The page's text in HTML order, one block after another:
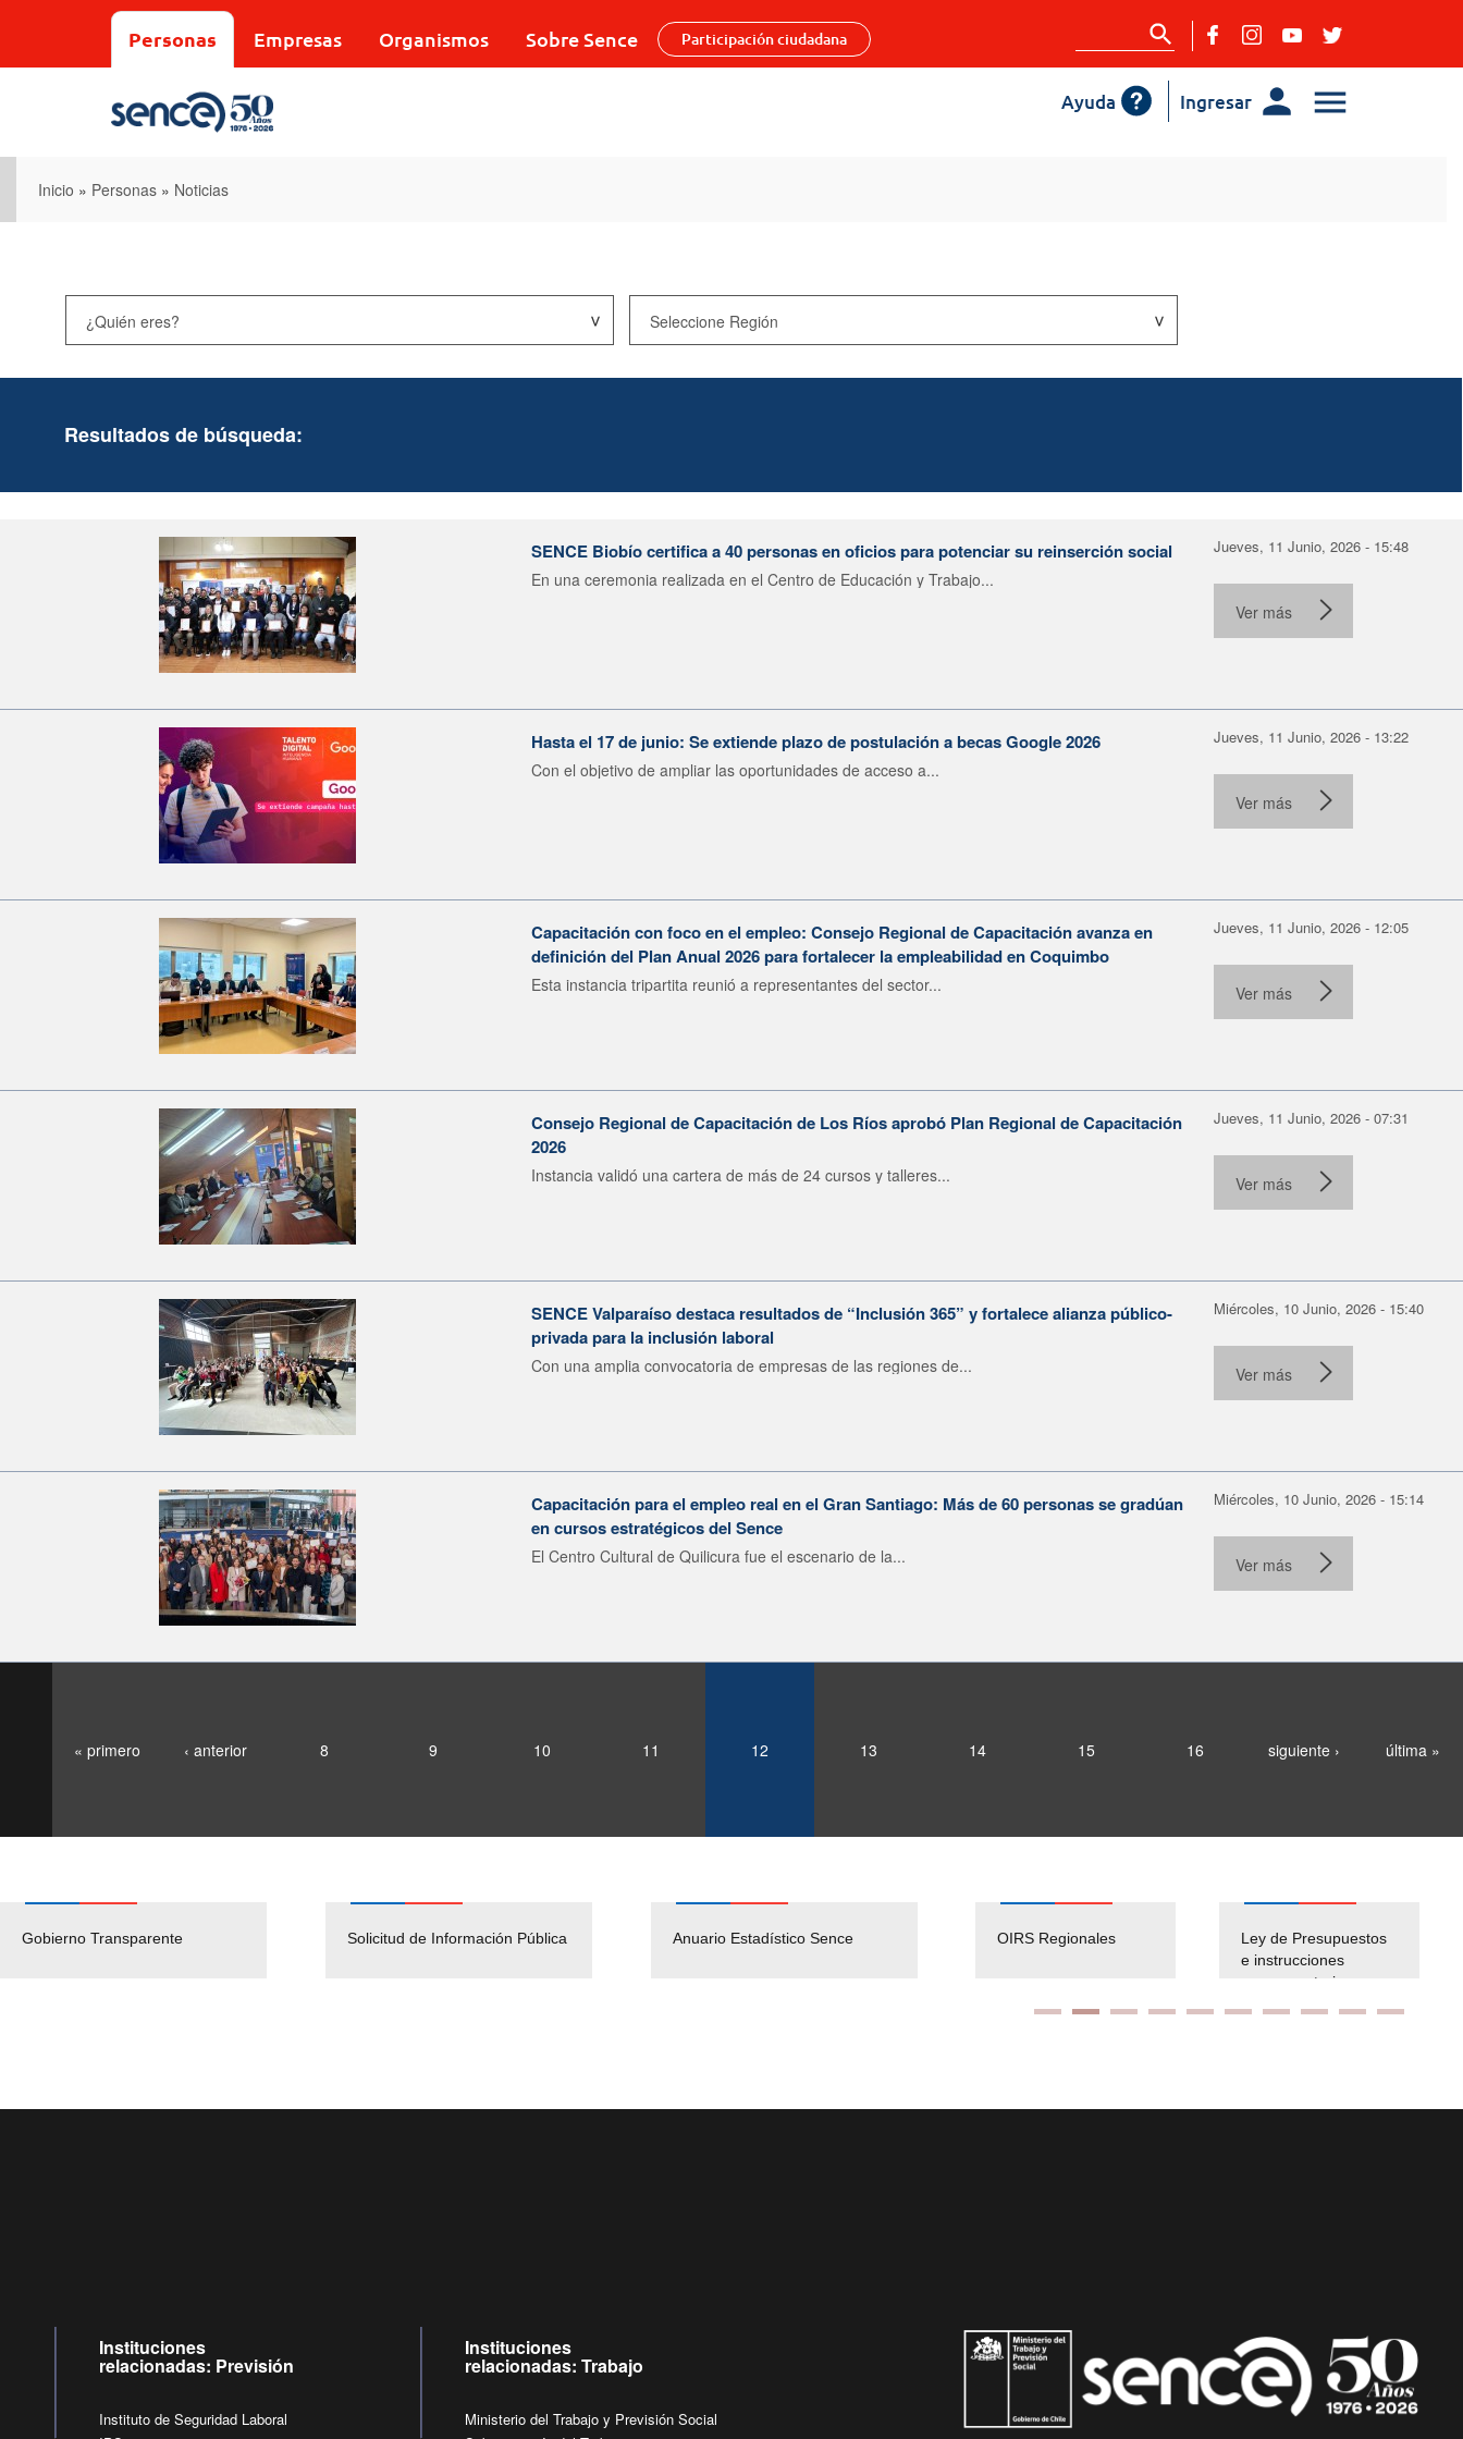
Personas Empresas Organismos Sobre Sence Participación ciudadana
Ingresar
Ayuda
Inicio » Personas » Noticias
Resultados de búsqueda:
SENCE Biobío certifica a 40 personas en oficios para potenciar su reinserción social
En una ceremonia realizada en el Centro de Educación y Trabajo...
Jueves, 11 Junio, 2026 - 15:48
Ver más
Hasta el 17 de junio: Se extiende plazo de postulación a becas Google 2026
Con el objetivo de ampliar las oportunidades de acceso a...
Jueves, 11 Junio, 2026 - 13:22
Ver más
Capacitación con foco en el empleo: Consejo Regional de Capacitación avanza en
definición del Plan Anual 2026 para fortalecer la empleabilidad en Coquimbo
Esta instancia tripartita reunió a representantes del sector...
Jueves, 11 Junio, 2026 - 12:05
Ver más
Consejo Regional de Capacitación de Los Ríos aprobó Plan Regional de Capacitación
2026
Instancia validó una cartera de más de 24 cursos y talleres...
Jueves, 11 Junio, 2026 - 07:31
Ver más
SENCE Valparaíso destaca resultados de “Inclusión 365” y fortalece alianza público-
privada para la inclusión laboral
Con una amplia convocatoria de empresas de las regiones de...
Miércoles, 10 Junio, 2026 - 15:40
Ver más
Capacitación para el empleo real en el Gran Santiago: Más de 60 personas se gradúan
en cursos estratégicos del Sence
El Centro Cultural de Quilicura fue el escenario de la...
Miércoles, 10 Junio, 2026 - 15:14
Ver más
« primero ‹ anterior 8 9 10 11 12 13 14 15 16 siguiente › última »
Gobierno Transparente Solicitud de Información Pública Anuario Estadístico Sence
Pago Proveedores
Empleos Públicos
Solicitud Audiencias y
OIRS Regionales
Ley de Presupuestos
e instrucciones
presuspuetarias
Instituciones
relacionadas: Previsión
Instituto de Seguridad Laboral
Instituciones
relacionadas: Trabajo
Ministerio del Trabajo y Previsión Social